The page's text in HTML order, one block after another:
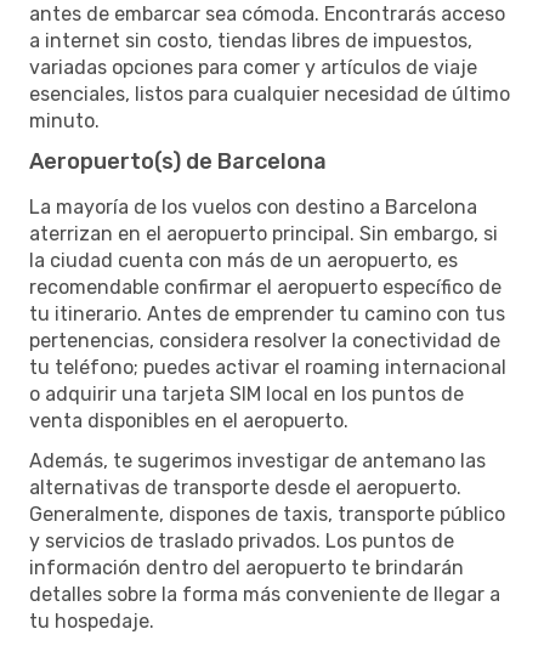
antes de embarcar sea cómoda. Encontrarás acceso
a internet sin costo, tiendas libres de impuestos,
variadas opciones para comer y artículos de viaje
esenciales, listos para cualquier necesidad de último
minuto.
Aeropuerto(s) de Barcelona
La mayoría de los vuelos con destino a Barcelona
aterrizan en el aeropuerto principal. Sin embargo, si
la ciudad cuenta con más de un aeropuerto, es
recomendable confirmar el aeropuerto específico de
tu itinerario. Antes de emprender tu camino con tus
pertenencias, considera resolver la conectividad de
tu teléfono; puedes activar el roaming internacional
o adquirir una tarjeta SIM local en los puntos de
venta disponibles en el aeropuerto.
Además, te sugerimos investigar de antemano las
alternativas de transporte desde el aeropuerto.
Generalmente, dispones de taxis, transporte público
y servicios de traslado privados. Los puntos de
información dentro del aeropuerto te brindarán
detalles sobre la forma más conveniente de llegar a
tu hospedaje.